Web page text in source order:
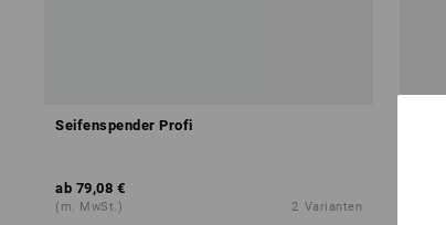
Seifenspender Profi
ab 79,08 €
(m. MwSt.) 2 Varianten